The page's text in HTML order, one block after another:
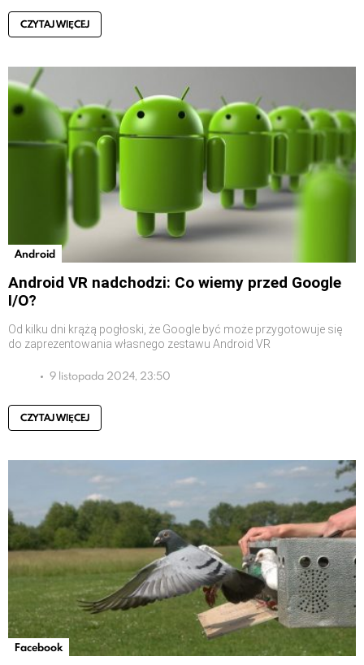
CZYTAJ WIĘCEJ
Android
Android VR nadchodzi: Co wiemy przed Google
I/O?
Od kilku dni krążą pogłoski, że Google być może przygotowuje się
do zaprezentowania własnego zestawu Android VR
9 listopada 2024, 23:50
CZYTAJ WIĘCEJ
Facebook